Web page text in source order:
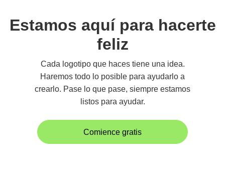
Estamos aquí para hacerte
feliz
Cada logotipo que haces tiene una idea.
Haremos todo lo posible para ayudarlo a
crearlo. Pase lo que pase, siempre estamos
listos para ayudar.
Comience gratis